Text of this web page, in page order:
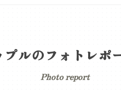
プルのフォトレポ
Photo report